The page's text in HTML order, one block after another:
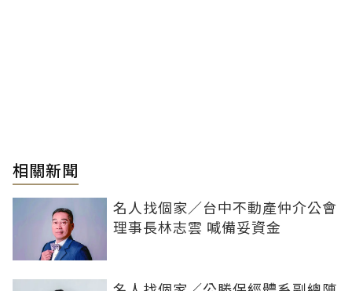
相關新聞
名人找個家／台中不動產仲介公會
理事長林志雲 喊備妥資金